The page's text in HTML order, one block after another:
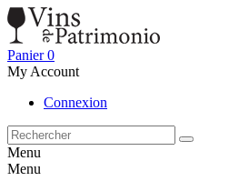
Panier 0
My Account
Connexion
Menu
Menu